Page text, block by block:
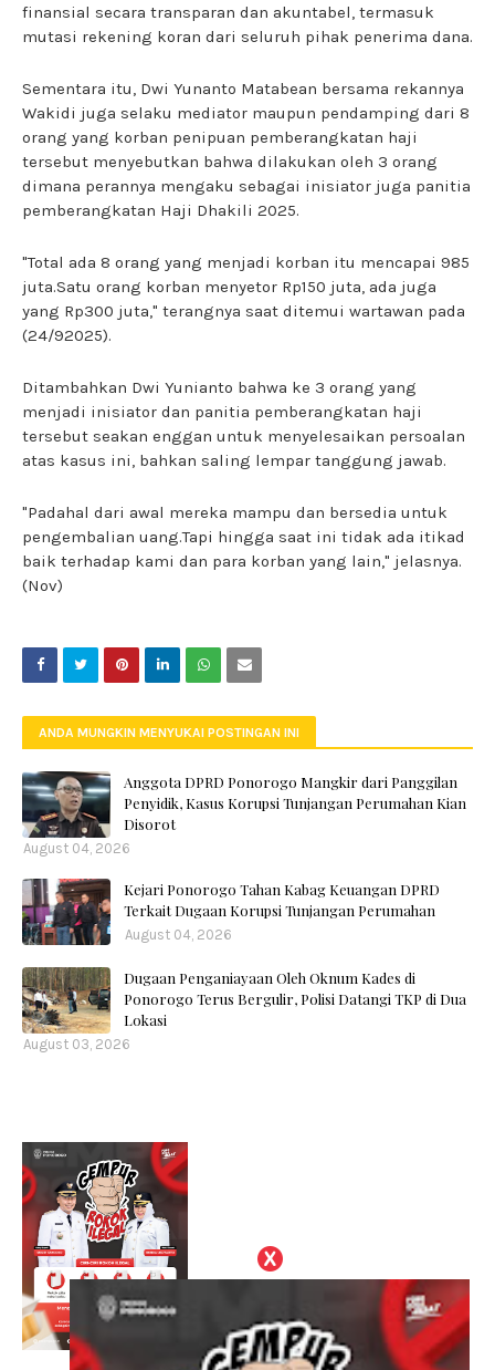
finansial secara transparan dan akuntabel, termasuk
mutasi rekening koran dari seluruh pihak penerima dana.
Sementara itu, Dwi Yunanto Matabean bersama rekannya
Wakidi juga selaku mediator maupun pendamping dari 8
orang yang korban penipuan pemberangkatan haji
tersebut menyebutkan bahwa dilakukan oleh 3 orang
dimana perannya mengaku sebagai inisiator juga panitia
pemberangkatan Haji Dhakili 2025.
"Total ada 8 orang yang menjadi korban itu mencapai 985
juta.Satu orang korban menyetor Rp150 juta, ada juga
yang Rp300 juta," terangnya saat ditemui wartawan pada
(24/92025).
Ditambahkan Dwi Yunianto bahwa ke 3 orang yang
menjadi inisiator dan panitia pemberangkatan haji
tersebut seakan enggan untuk menyelesaikan persoalan
atas kasus ini, bahkan saling lempar tanggung jawab.
"Padahal dari awal mereka mampu dan bersedia untuk
pengembalian uang.Tapi hingga saat ini tidak ada itikad
baik terhadap kami dan para korban yang lain," jelasnya.
(Nov)
ANDA MUNGKIN MENYUKAI POSTINGAN INI
Anggota DPRD Ponorogo Mangkir dari Panggilan
Penyidik, Kasus Korupsi Tunjangan Perumahan Kian
Disorot
August 04, 2026
Kejari Ponorogo Tahan Kabag Keuangan DPRD
Terkait Dugaan Korupsi Tunjangan Perumahan
August 04, 2026
Dugaan Penganiayaan Oleh Oknum Kades di
Ponorogo Terus Bergulir, Polisi Datangi TKP di Dua
Lokasi
August 03, 2026